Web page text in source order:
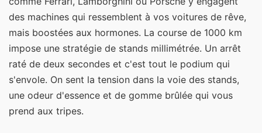
des machines qui ressemblent à vos voitures de rêve,
mais boostées aux hormones. La course de 1000 km
impose une stratégie de stands millimétrée. Un arrêt
raté de deux secondes et c'est tout le podium qui
s'envole. On sent la tension dans la voie des stands,
une odeur d'essence et de gomme brûlée qui vous
prend aux tripes.